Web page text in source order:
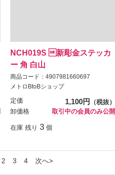
NCH019S 新彫金ステッカ
ー 角 白山
商品コード：4907981660697
メトロBtoBショップ
定価 1,100円
（税抜）
卸価格
取引中の会員のみ公開
在庫 残り 3 個
2 3 4 次へ